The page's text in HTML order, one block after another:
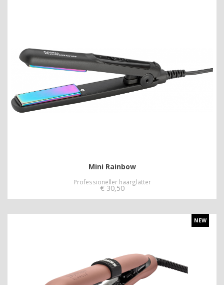
Mini Rainbow
Professioneller haarglätter
€ 30,50
NEW